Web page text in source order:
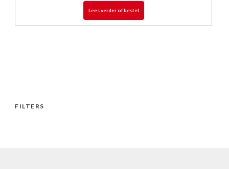
Lees verder of bestel
FILTERS